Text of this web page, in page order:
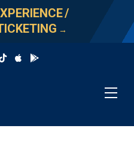
/
→